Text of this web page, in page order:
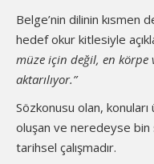
Belge’nin dilinin kısmen
hedef okur kitlesiyle
müze için değil, en körpe
aktarılıyor.”
Sözkonusu olan,
oluşan ve neredeyse
tarihsel çalışmadır.